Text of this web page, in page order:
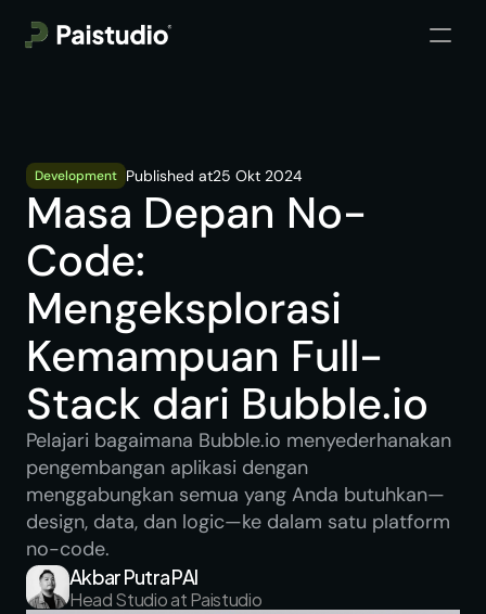
Development Published at25 Okt 2024
Masa Depan No-
Code:
Mengeksplorasi
Kemampuan Full-
Stack dari Bubble.io
Pelajari bagaimana Bubble.io menyederhanakan
pengembangan aplikasi dengan
menggabungkan semua yang Anda butuhkan—
design, data, dan logic—ke dalam satu platform
no-code.
Akbar Putra PAI
Head Studio at Paistudio